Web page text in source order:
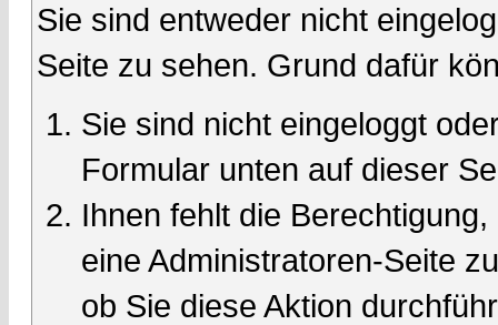
Sie sind entweder nicht
Seite zu sehen. Grund dafür
Sie sind nicht eingeloggt
Formular unten auf dieser
Ihnen fehlt die
eine Administratoren-Seite
ob Sie diese Aktion